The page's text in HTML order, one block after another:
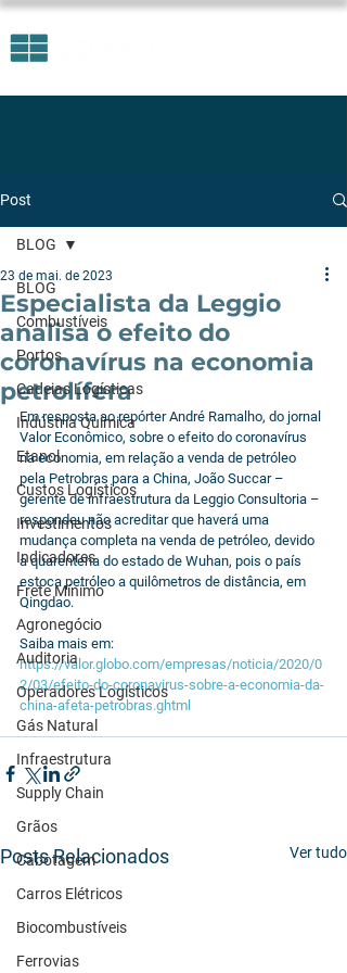
Post
BLOG
Combustíveis
Portos
Cadeias Logísticas
Indústria Química
Etanol
Custos Logísticos
Investimentos
Indicadores
Frete Mínimo
Agronegócio
Auditoria
Operadores Logísticos
Gás Natural
Infraestrutura
Supply Chain
Grãos
Cabotagem
Carros Elétricos
Biocombustíveis
Ferrovias
BLOG
Especialista da Leggio
analisa o efeito do
coronavírus na economia
petrolífera
23 de mai. de 2023
Em resposta ao repórter André Ramalho, do jornal
Valor Econômico, sobre o efeito do coronavírus
na economia, em relação a venda de petróleo
pela Petrobras para a China, João Succar –
gerente de infraestrutura da Leggio Consultoria –
respondeu não acreditar que haverá uma
mudança completa na venda de petróleo, devido
a quarentena do estado de Wuhan, pois o país
estoca petróleo a quilômetros de distância, em
Qingdao.
Saiba mais em:
https://valor.globo.com/empresas/noticia/2020/0
2/03/efeito-do-coronavirus-sobre-a-economia-da-
china-afeta-petrobras.ghtml
Posts Relacionados Ver tudo